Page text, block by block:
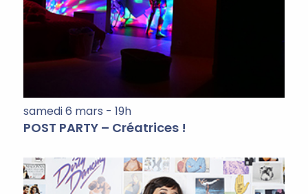
samedi 6 mars - 19h
POST PARTY – Créatrices !